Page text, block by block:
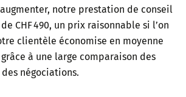
notre prestation de conseil
CHF 490, un prix raisonnable si l’on
clientèle économise en moyenne
grâce à une large comparaison des
négociations.